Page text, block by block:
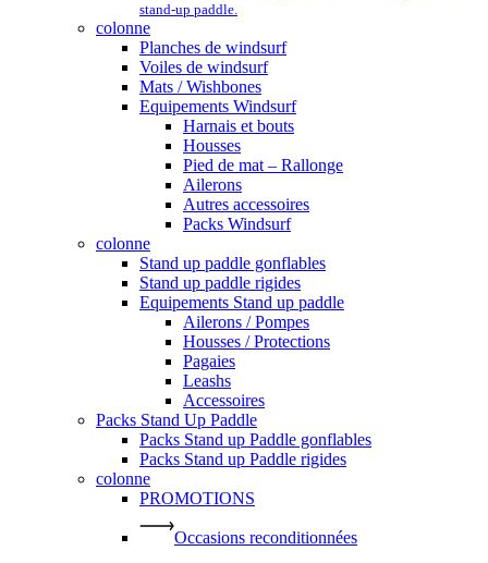
stand-up paddle.
colonne
Planches de windsurf
Voiles de windsurf
Mats / Wishbones
Equipements Windsurf
Harnais et bouts
Housses
Pied de mat – Rallonge
Ailerons
Autres accessoires
Packs Windsurf
colonne
Stand up paddle gonflables
Stand up paddle rigides
Equipements Stand up paddle
Ailerons / Pompes
Housses / Protections
Pagaies
Leashs
Accessoires
Packs Stand Up Paddle
Packs Stand up Paddle gonflables
Packs Stand up Paddle rigides
colonne
PROMOTIONS
Occasions reconditionnées